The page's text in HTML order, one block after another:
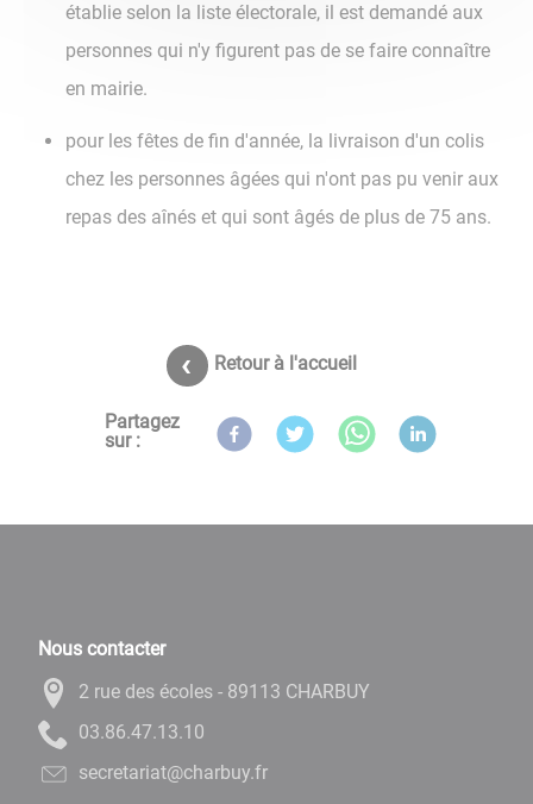
établie selon la liste électorale, il est demandé aux
personnes qui n'y figurent pas de se faire connaître
en mairie.
pour les fêtes de fin d'année, la livraison d'un colis
chez les personnes âgées qui n'ont pas pu venir aux
repas des aînés et qui sont âgés de plus de 75 ans.
Retour à l'accueil
Partagez
sur :
Nous contacter
2 rue des écoles - 89113 CHARBUY
01.31.74.68.30
rf.yubrahc@tairaterces